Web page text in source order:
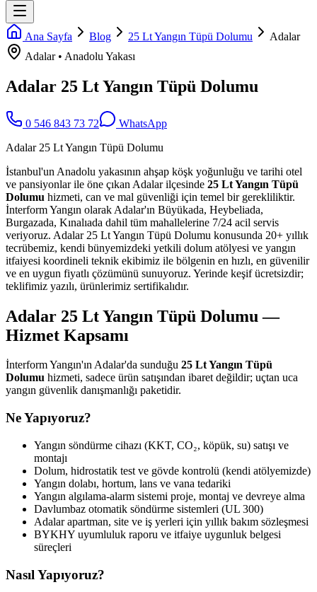
Ana Sayfa Blog 25 Lt Yangın Tüpü Dolumu
Adalar
Adalar• Anadolu Yakası
Adalar 25 Lt Yangın Tüpü Dolumu
0 546 843 73 72
WhatsApp
Adalar 25 Lt Yangın Tüpü Dolumu
İstanbul'un Anadolu yakasının ahşap köşk yoğunluğu ve tarihi otel
ve pansiyonlar ile öne çıkan Adalar ilçesinde 25 Lt Yangın Tüpü
Dolumu hizmeti, can ve mal güvenliği için temel bir gerekliliktir.
İnterform Yangın olarak Adalar'ın Büyükada, Heybeliada,
Burgazada, Kınalıada dahil tüm mahallelerine 7/24 acil servis
veriyoruz. Adalar 25 Lt Yangın Tüpü Dolumu konusunda 20+ yıllık
tecrübemiz, kendi bünyemizdeki yetkili dolum atölyesi ve yangın
itfaiyesi koordineli teknik ekibimiz ile bölgenin en hızlı, en güvenilir
ve en uygun fiyatlı çözümünü sunuyoruz. Yerinde keşif ücretsizdir;
teklifimiz yazılı, ürünlerimiz sertifikalıdır.
Adalar 25 Lt Yangın Tüpü Dolumu —
Hizmet Kapsamı
İnterform Yangın'ın Adalar'da sunduğu 25 Lt Yangın Tüpü
Dolumu hizmeti, sadece ürün satışından ibaret değildir; uçtan uca
yangın güvenlik danışmanlığı paketidir.
Ne Yapıyoruz?
Yangın söndürme cihazı (KKT, CO₂, köpük, su) satışı ve
montajı
Dolum, hidrostatik test ve gövde kontrolü (kendi atölyemizde)
Yangın dolabı, hortum, lans ve vana tedariki
Yangın algılama-alarm sistemi proje, montaj ve devreye alma
Davlumbaz otomatik söndürme sistemleri (UL 300)
Adalar apartman, site ve iş yerleri için yıllık bakım sözleşmesi
BYKHY uyumluluk raporu ve itfaiye uygunluk belgesi
süreçleri
Nasıl Yapıyoruz?